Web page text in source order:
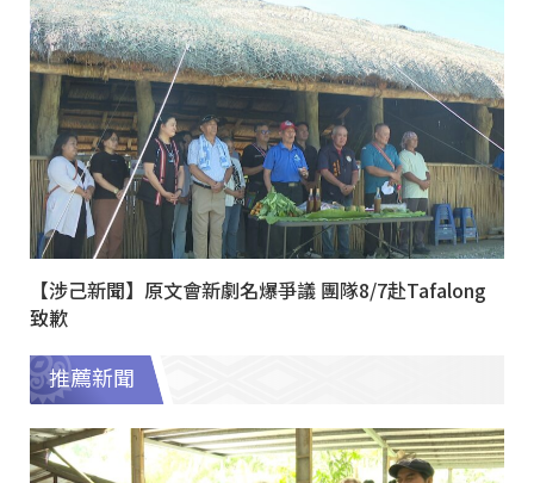
【涉己新聞】原文會新劇名爆爭議 團隊8/7赴Tafalong
致歉
推薦新聞